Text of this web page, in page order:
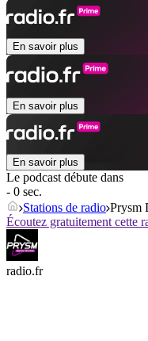
En savoir plus
En savoir plus
En savoir plus
Le podcast débute dans
- 0 sec.
Stations de radio Prysm
Écoutez gratuitement cette
radio.fr